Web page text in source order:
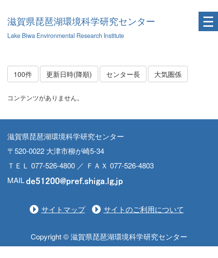
滋賀県琵琶湖環境科学研究センター
Lake Biwa Environmental Research Institute
100件 更新日時(降順) センター長 大気圏係
コンテンツがありません。
滋賀県琵琶湖環境科学研究センター
〒520-0022 大津市柳が崎5-34
ＴＥＬ 077-526-4800 ／ ＦＡＸ 077-526-4803
MAIL
サイトマップ サイトのご利用について
Copyright © 滋賀県琵琶湖環境科学研究センター